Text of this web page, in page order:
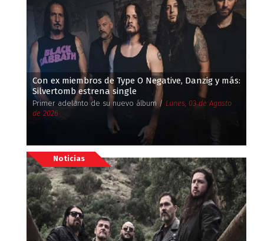
Con ex miembros de Type O Negative, Danzig y más:
Silvertomb estrena single
Primer adelanto de su nuevo álbum / Lunes, 03 de Agosto
de 2026
Noticias